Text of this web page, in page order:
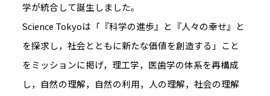
学が統合して誕生しました。
Science Tokyoは「『科学の進歩』と『人々の幸せ』と
を探求し，社会とともに新たな価値を創造する」こと
をミッションに掲げ，理工学，医歯学の体系を再構成
し，自然の理解，自然の利用，人の理解，社会の理解